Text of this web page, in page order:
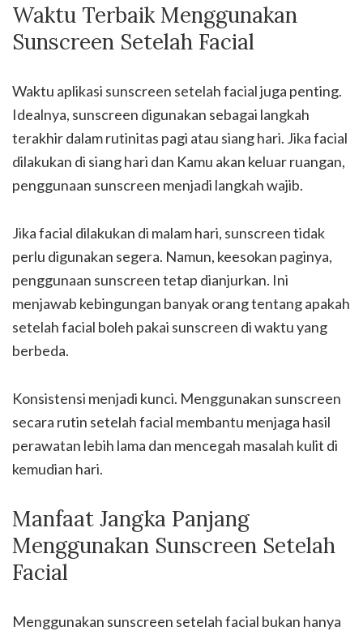
Waktu Terbaik Menggunakan
Sunscreen Setelah Facial
Waktu aplikasi sunscreen setelah facial juga penting.
Idealnya, sunscreen digunakan sebagai langkah
terakhir dalam rutinitas pagi atau siang hari. Jika facial
dilakukan di siang hari dan Kamu akan keluar ruangan,
penggunaan sunscreen menjadi langkah wajib.
Jika facial dilakukan di malam hari, sunscreen tidak
perlu digunakan segera. Namun, keesokan paginya,
penggunaan sunscreen tetap dianjurkan. Ini
menjawab kebingungan banyak orang tentang apakah
setelah facial boleh pakai sunscreen di waktu yang
berbeda.
Konsistensi menjadi kunci. Menggunakan sunscreen
secara rutin setelah facial membantu menjaga hasil
perawatan lebih lama dan mencegah masalah kulit di
kemudian hari.
Manfaat Jangka Panjang
Menggunakan Sunscreen Setelah
Facial
Menggunakan sunscreen setelah facial bukan hanya